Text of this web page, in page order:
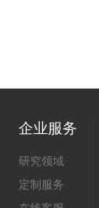
企业服务
研究领域
定制服务